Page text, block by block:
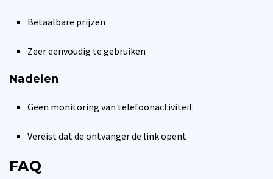
Betaalbare prijzen
Zeer eenvoudig te gebruiken
Nadelen
Geen monitoring van telefoonactiviteit
Vereist dat de ontvanger de link opent
FAQ